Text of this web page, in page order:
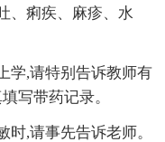
、痢疾、麻疹、水
学,请特别告诉教师有
写带药记录。
,请事先告诉老师。